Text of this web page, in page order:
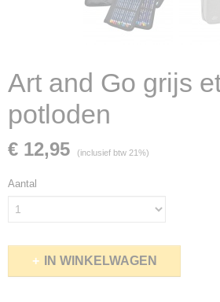
Art and Go grijs
potloden
€ 12,95 (inclusief btw 21%)
Aantal
IN WINKELWAGEN